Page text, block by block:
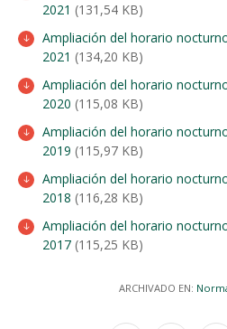
2021 (131,54 KB)
Ampliación del horario
2021 (134,20 KB)
Ampliación del horario
2020 (115,08 KB)
Ampliación del horario
2019 (115,97 KB)
Ampliación del horario
2018 (116,28 KB)
Ampliación del horario
2017 (115,25 KB)
ARCHIVADO EN: